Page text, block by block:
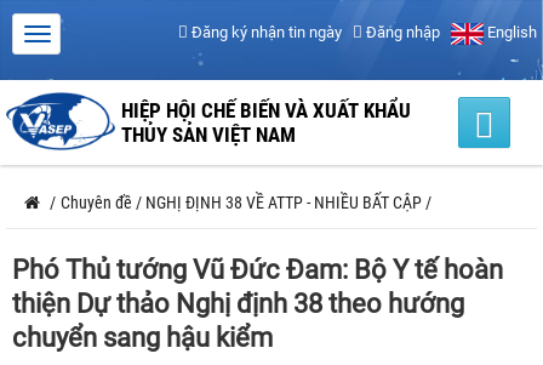
Đăng ký nhận tin ngày Đăng nhập English
HIỆP HỘI CHẾ BIẾN VÀ XUẤT KHẨU
THỦY SẢN VIỆT NAM
/ Chuyên đề / NGHỊ ĐỊNH 38 VỀ ATTP - NHIỀU BẤT CẬP /
Phó Thủ tướng Vũ Đức Đam: Bộ Y tế hoàn
thiện Dự thảo Nghị định 38 theo hướng
chuyển sang hậu kiểm